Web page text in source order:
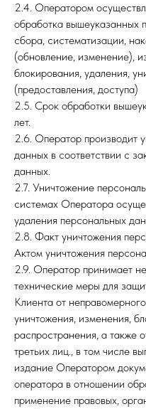
2.4. Оператором
обработка вышеуказанных
сбора, систематизации,
(обновление, изменение),
блокирования, удаления,
(предоставления, доступа)
2.5. Срок обработки
лет.
2.6. Оператор производит
данных в соответствии с
данных.
2.7. Уничтожение
системах Оператора
удаления персональных
2.8. Факт уничтожения
Актом уничтожения
2.9. Оператор принимает
технические меры для
Клиента от
уничтожения, изменения,
распространения, а также
третьих лиц., в том числе
издание Оператором
оператора в отношении
применение правовых,